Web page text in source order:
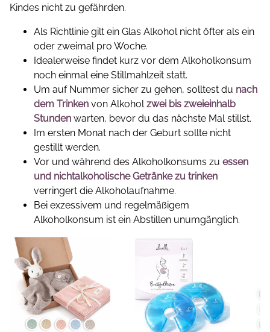
Kindes nicht zu gefährden.
Als Richtlinie gilt ein Glas Alkohol nicht öfter als ein
oder zweimal pro Woche.
Idealerweise findet kurz vor dem Alkoholkonsum
noch einmal eine Stillmahlzeit statt.
Um auf Nummer sicher zu gehen, solltest du nach
dem Trinken von Alkoholzwei bis zweieinhalb
Stunden warten, bevor du das nächste Mal stillst.
Im ersten Monat nach der Geburt sollte nicht
gestillt werden.
Vor und während des Alkoholkonsums zu essen
und nichtalkoholische Getränke zu trinken
verringert die Alkoholaufnahme.
Bei exzessivem und regelmäßigem
Alkoholkonsum ist ein Abstillen unumgänglich.